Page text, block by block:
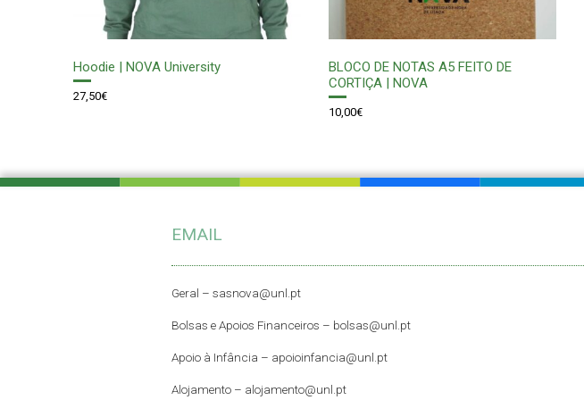
Hoodie | NOVA University
27,50€
BLOCO DE NOTAS A5 FEITO DE
CORTIÇA | NOVA
10,00€
EMAIL
Geral – sasnova@unl.pt
Bolsas e Apoios Financeiros – bolsas@unl.pt
Apoio à Infância – apoioinfancia@unl.pt
Alojamento – alojamento@unl.pt